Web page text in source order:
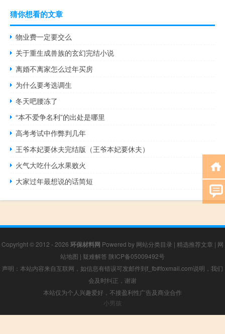
猜你想看的文章
物业费一定要交么
关于重生成兽族的玄幻完结小说
离婚不离家怎么过年买房
为什么要考选调生
冬天吧腰冻了
“本不爱争名利”的出处是哪里
高考考试中作弊判几年
王爷本妃要休夫完结版（王爷本妃要休夫）
火气大吃什么水果败火
大家过年最想说的话简短
Copyright © 2012 - 2026 环保材料网 Powered by 网站分类目录 | 精选推荐文章 | 网
站地图 | 疑难解答 陕ICP备05009492号
声明：本站内容来自互联网，如信息有错误可发邮件到f_fb#foxmail.com说明，我们
会及时纠正，谢谢
本站仅为个人兴趣爱好，不接盈利性广告及商业合作
小男孩